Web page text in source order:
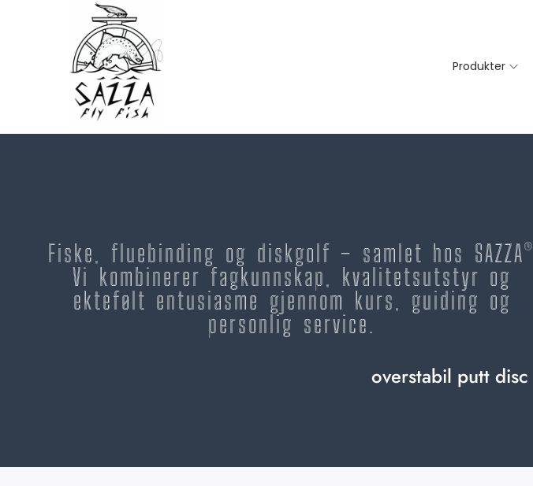
Produkter
Fiske, fluebinding og diskgolf – samlet hos SAZZA®
Vi kombinerer fagkunnskap, kvalitetsutstyr og
ektefølt entusiasme gjennom kurs, guiding og
personlig service.
overstabil putt disc